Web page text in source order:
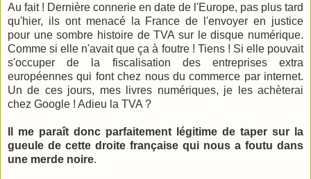
Au fait ! Dernière connerie en date de l'Europe, pas plus tard
qu'hier, ils ont menacé la France de l'envoyer en justice
pour une sombre histoire de TVA sur le disque numérique.
Comme si elle n'avait que ça à foutre ! Tiens ! Si elle pouvait
s'occuper de la fiscalisation des entreprises extra
européennes qui font chez nous du commerce par internet.
Un de ces jours, mes livres numériques, je les achèterai
chez Google ! Adieu la TVA ?
Il me paraît donc parfaitement légitime de taper sur la
gueule de cette droite française qui nous a foutu dans
une merde noire.